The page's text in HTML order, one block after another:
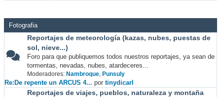
Fotografia
Reportajes de meteorología (kazas, nubes, puestas de
sol, nieve...)
Foro para que publiquemos todos nuestros reportajes, ya sean de
tormentas, nevadas, nubes, atardeceres...
Moderadores: Nambroque, Punsuly
Re:De repente un ARCUS 4... por tinydicarl
Reportajes de viajes, pueblos, naturaleza y montaña